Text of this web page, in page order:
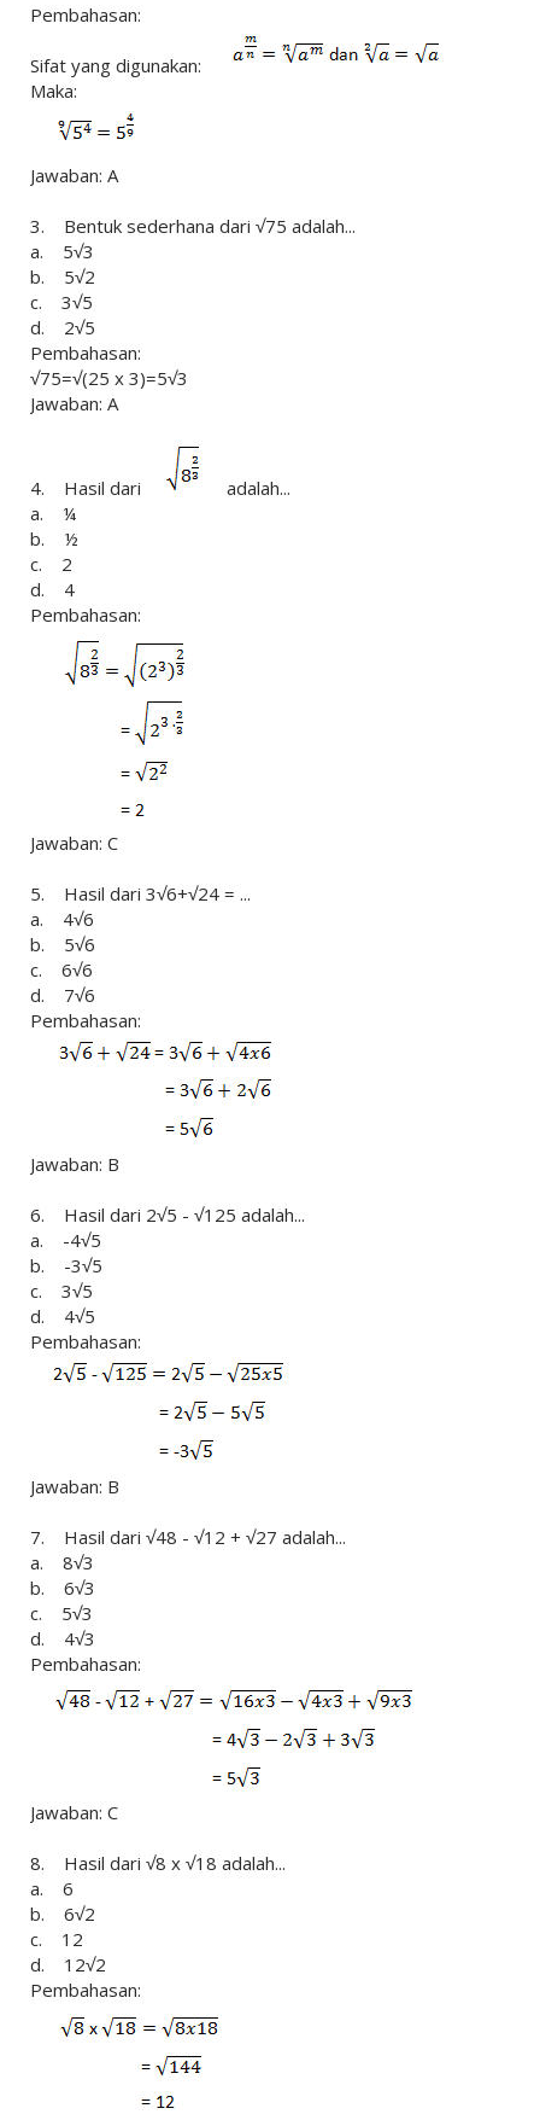
Pembahasan:
Sifat yang digunakan:
Maka:
Jawaban: A
3. Bentuk sederhana dari √75 adalah...
a. 5√3
b. 5√2
c. 3√5
d. 2√5
Pembahasan:
√75=√(25 x 3)=5√3
Jawaban: A
4. Hasil dari
adalah...
a. ¼
b. ½
c. 2
d. 4
Pembahasan:
Jawaban: C
5. Hasil dari 3√6+√24 = ...
a. 4√6
b. 5√6
c. 6√6
d. 7√6
Pembahasan:
Jawaban: B
6. Hasil dari 2√5 - √125 adalah...
a. -4√5
b. -3√5
c. 3√5
d. 4√5
Pembahasan:
Jawaban: B
7. Hasil dari √48 - √12 + √27 adalah...
a. 8√3
b. 6√3
c. 5√3
d. 4√3
Pembahasan:
Jawaban: C
8. Hasil dari √8 x √18 adalah...
a. 6
b. 6√2
c. 12
d. 12√2
Pembahasan: